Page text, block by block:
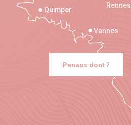
Rennes
Vannes
Quimper
Penaos dont ?